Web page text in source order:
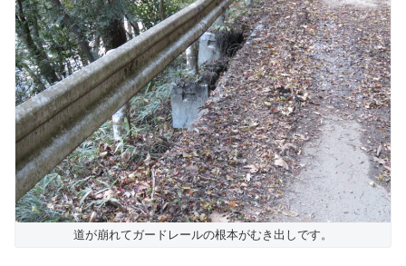
道が崩れてガードレールの根本がむき出しです。